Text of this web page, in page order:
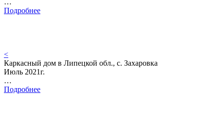
…
Подробнее
<
Каркасный дом в Липецкой обл., с. Захаровка
Июль 2021г.
…
Подробнее